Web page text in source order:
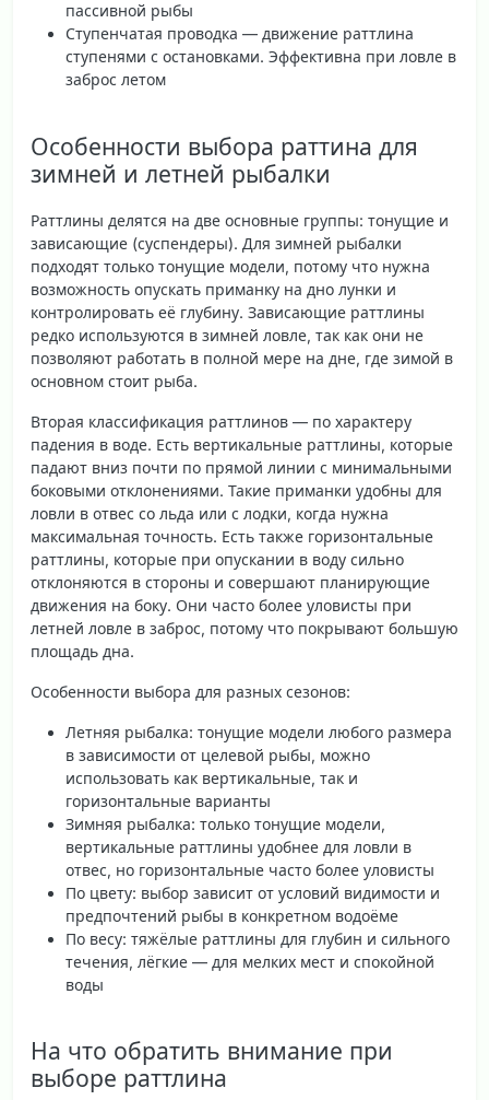
пассивной рыбы
Ступенчатая проводка — движение раттлина
ступенями с остановками. Эффективна при ловле в
заброс летом
Особенности выбора раттина для
зимней и летней рыбалки
Раттлины делятся на две основные группы: тонущие и
зависающие (суспендеры). Для зимней рыбалки
подходят только тонущие модели, потому что нужна
возможность опускать приманку на дно лунки и
контролировать её глубину. Зависающие раттлины
редко используются в зимней ловле, так как они не
позволяют работать в полной мере на дне, где зимой в
основном стоит рыба.
Вторая классификация раттлинов — по характеру
падения в воде. Есть вертикальные раттлины, которые
падают вниз почти по прямой линии с минимальными
боковыми отклонениями. Такие приманки удобны для
ловли в отвес со льда или с лодки, когда нужна
максимальная точность. Есть также горизонтальные
раттлины, которые при опускании в воду сильно
отклоняются в стороны и совершают планирующие
движения на боку. Они часто более уловисты при
летней ловле в заброс, потому что покрывают большую
площадь дна.
Особенности выбора для разных сезонов:
Летняя рыбалка: тонущие модели любого размера
в зависимости от целевой рыбы, можно
использовать как вертикальные, так и
горизонтальные варианты
Зимняя рыбалка: только тонущие модели,
вертикальные раттлины удобнее для ловли в
отвес, но горизонтальные часто более уловисты
По цвету: выбор зависит от условий видимости и
предпочтений рыбы в конкретном водоёме
По весу: тяжёлые раттлины для глубин и сильного
течения, лёгкие — для мелких мест и спокойной
воды
На что обратить внимание при
выборе раттлина